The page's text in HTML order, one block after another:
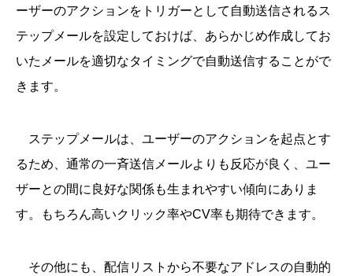
ーザーのアクションをトリガーとして自動送信されるス
テップメールを設定しておけば、あらかじめ作成してお
いたメールを適切なタイミングで自動送信することがで
きます。
ステップメールは、ユーザーのアクションを起点とす
るため、通常の一斉送信メールよりも反応が良く、ユー
ザーとの間に良好な関係も生まれやすい傾向にありま
す。もちろん高いクリック率やCV率も期待できます。
その他にも、配信リストから不要なアドレスの自動的